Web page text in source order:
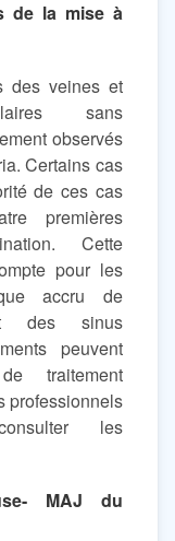
de la mise à
des veines et
sans
observés
Certains cas
de ces cas
premières
Cette
pour les
accru de
des sinus
peuvent
traitement
professionnels
les
MAJ du